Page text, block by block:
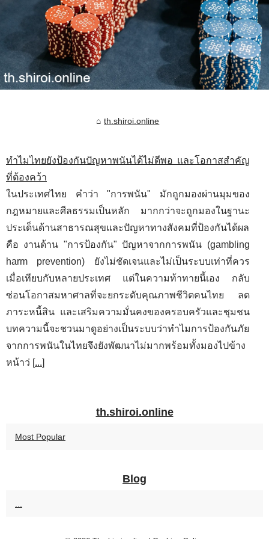
th.shiroi.online
ทำไมไทยยังป้องกันปัญหาพนันได้ไม่ดีพอ และโอกาสสำคัญ
ที่ต้องคว้า
ในประเทศไทย คำว่า "การพนัน" มักถูกมองผ่านมุมของ
กฎหมายและศีลธรรมเป็นหลัก มากกว่าจะถูกมองในฐานะ
ประเด็นด้านสาธารณสุขและปัญหาทางสังคมที่ป้องกันได้ผล
คือ งานด้าน "การป้องกัน" ปัญหาจากการพนัน (gambling
harm prevention) ยังไม่ชัดเจนและไม่เป็นระบบเท่าที่ควร
เมื่อเทียบกับหลายประเทศ แต่ในความท้าทายนี้เอง กลับ
ซ่อนโอกาสมหาศาลที่จะยกระดับคุณภาพชีวิตคนไทย ลด
ภาระหนี้สิน และเสริมความมั่นคงของครอบครัวและชุมชน
บทความนี้จะชวนมาดูอย่างเป็นระบบว่าทำไมการป้องกันภัย
จากการพนันในไทยจึงยังพัฒนาไม่มากพร้อมทั้งมองไปข้าง
หน้าว่ [...]
th.shiroi.online
Most Popular
Blog
...